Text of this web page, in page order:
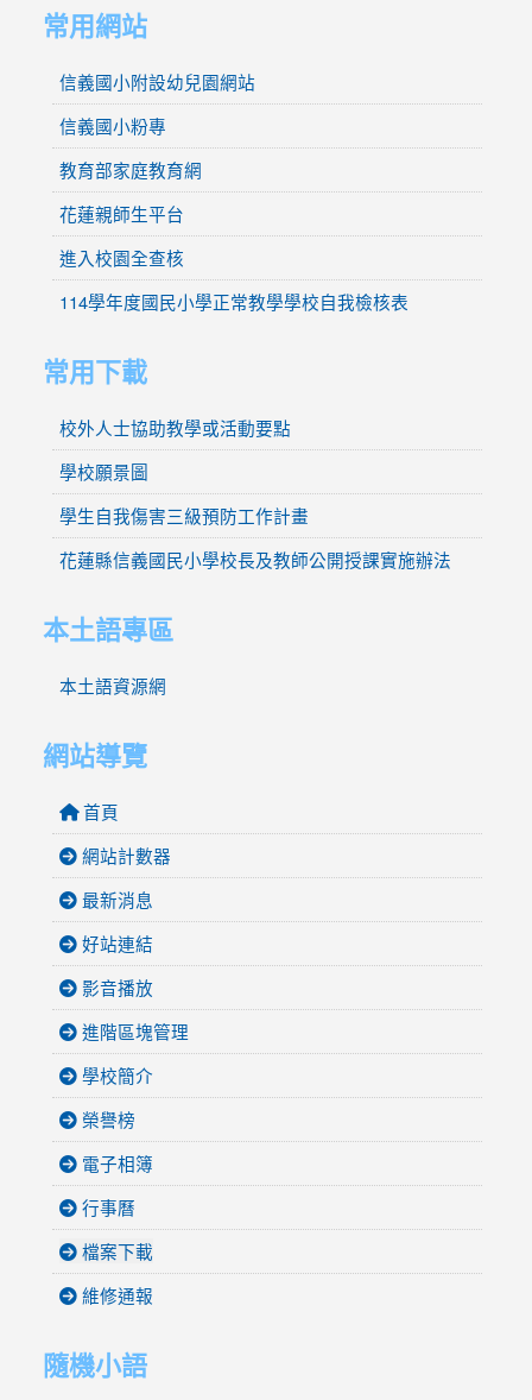
常用網站
信義國小附設幼兒園網站
信義國小粉專
教育部家庭教育網
花蓮親師生平台
進入校園全查核
114學年度國民小學正常教學學校自我檢核表
常用下載
校外人士協助教學或活動要點
學校願景圖
學生自我傷害三級預防工作計畫
花蓮縣信義國民小學校長及教師公開授課實施辦法
本土語專區
本土語資源網
網站導覽
首頁
網站計數器
最新消息
好站連結
影音播放
進階區塊管理
學校簡介
榮譽榜
電子相簿
行事曆
檔案下載
維修通報
隨機小語